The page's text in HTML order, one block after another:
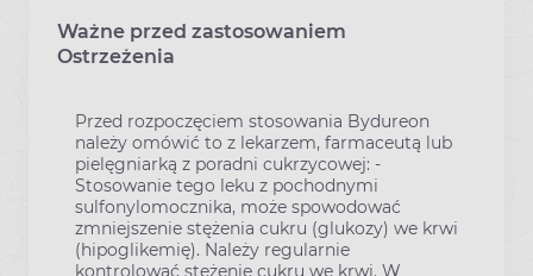
Ważne przed zastosowaniem
Ostrzeżenia
Przed rozpoczęciem stosowania Bydureon
należy omówić to z lekarzem, farmaceutą lub
pielęgniarką z poradni cukrzycowej: -
Stosowanie tego leku z pochodnymi
sulfonylomocznika, może spowodować
zmniejszenie stężenia cukru (glukozy) we krwi
(hipoglikemię). Należy regularnie
kontrolować stężenie cukru we krwi. W